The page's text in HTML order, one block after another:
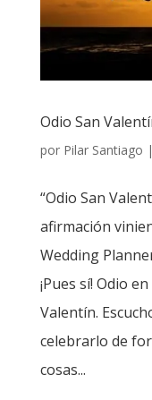
Odio San
por Pilar Santiago |
“Odio San
afirmación
Wedding
¡Pues sí! Odio
Valentín.
celebrarlo de
cosas...